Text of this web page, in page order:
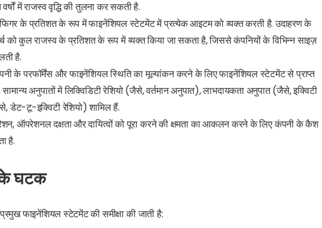
में राजस्व वृद्धि की तुलना कर सकती है.
के प्रतिशत के रूप में फाइनेंशियल स्टेटमेंट में प्रत्येक आइटम को व्यक्त करती है. उदाहरण के
को कुल राजस्व के प्रतिशत के रूप में व्यक्त किया जा सकता है, जिससे कंपनियों के विभिन्न साइज़
है.
के परफॉर्मेंस और फाइनेंशियल स्थिति का मूल्यांकन करने के लिए फाइनेंशियल स्टेटमेंट से प्राप्त
सामान्य अनुपातों में लिक्विडिटी रेशियो (जैसे, वर्तमान अनुपात), लाभदायकता अनुपात (जैसे, इक्विटी
डेट-टू-इक्विटी रेशियो) शामिल हैं.
ऑपरेशनल दक्षता और दायित्वों को पूरा करने की क्षमता का आकलन करने के लिए कंपनी के कैश
है.
के घटक
फाइनेंशियल स्टेटमेंट की समीक्षा की जाती है: